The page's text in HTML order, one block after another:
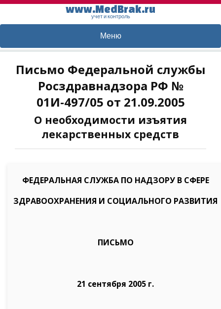
www.MedBrak.ru
учет и контроль
Меню
Письмо Федеральной службы
Росздравнадзора РФ №
01И-497/05 от 21.09.2005
О необходимости изъятия
лекарственных средств
ФЕДЕРАЛЬНАЯ СЛУЖБА ПО НАДЗОРУ В СФЕРЕ
ЗДРАВООХРАНЕНИЯ И СОЦИАЛЬНОГО РАЗВИТИЯ
ПИСЬМО
21 сентября 2005 г.